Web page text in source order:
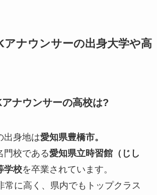
アナウンサーの出身大学や高
ナウンサーの高校は?
出身地は愛知県豊橋市。
門校である愛知県立時習館（じし
学校を卒業されています。
常に高く、県内でもトップクラス